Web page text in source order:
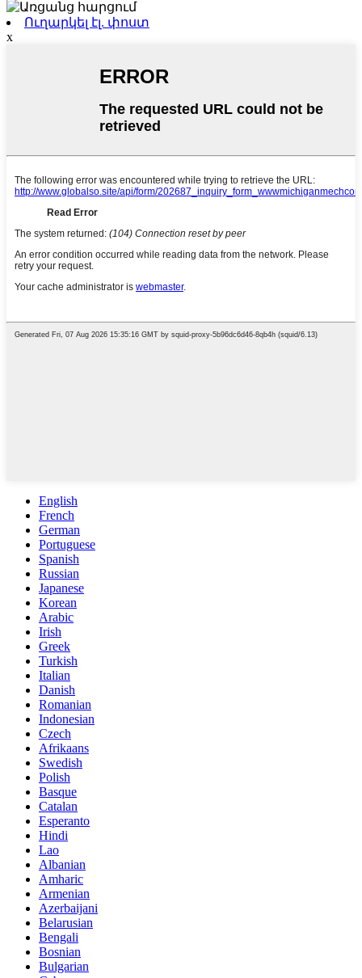
Ուղարկել էլ. փոստ
x
English
French
German
Portuguese
Spanish
Russian
Japanese
Korean
Arabic
Irish
Greek
Turkish
Italian
Danish
Romanian
Indonesian
Czech
Afrikaans
Swedish
Polish
Basque
Catalan
Esperanto
Hindi
Lao
Albanian
Amharic
Armenian
Azerbaijani
Belarusian
Bengali
Bosnian
Bulgarian